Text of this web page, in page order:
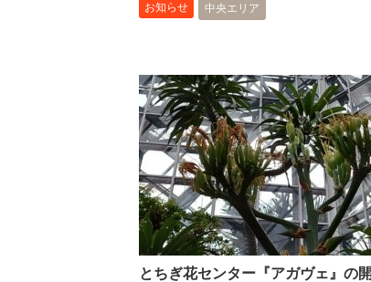
お知らせ 中央エリア
とちぎ花センター『アガヴェ』の